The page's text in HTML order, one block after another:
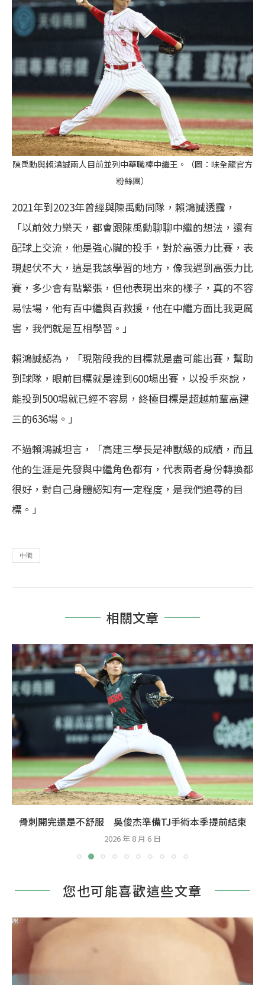
陳禹勳與賴鴻誠兩人目前並列中華職棒中繼王。（圖：味全龍官方
粉絲團）
2021年到2023年曾經與陳禹勳同隊，賴鴻誠透露，
「以前效力樂天，都會跟陳禹勳聊聊中繼的想法，還有
配球上交流，他是強心臟的投手，對於高張力比賽，表
現起伏不大，這是我該學習的地方，像我遇到高張力比
賽，多少會有點緊張，但他表現出來的樣子，真的不容
易怯場，他有百中繼與百救援，他在中繼方面比我更厲
害，我們就是互相學習。」
賴鴻誠認為，「現階段我的目標就是盡可能出賽，幫助
到球隊，眼前目標就是達到600場出賽，以投手來說，
能投到500場就已經不容易，終極目標是超越前輩高建
三的636場。」
不過賴鴻誠坦言，「高建三學長是神獸級的成績，而且
他的生涯是先發與中繼角色都有，代表兩者身份轉換都
很好，對自己身體認知有一定程度，是我們追尋的目
標。」
中職
相關文章
骨刺開完還是不舒服 吳俊杰準備TJ手術本季提前結束
2026 年 8 月 6 日
您也可能喜歡這些文章
PR